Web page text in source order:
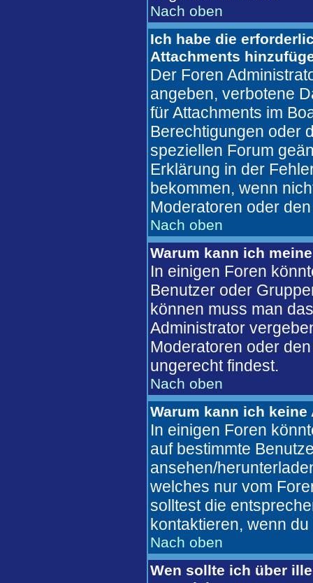
Nach oben
Ich habe die
Attachments
Der Foren
angeben, verbotene
für Attachments im
Berechtigungen oder
speziellen Forum
Erklärung in der
bekommen, wenn
Moderatoren oder
Nach oben
Warum kann ich
In einigen Foren
Benutzer oder
können muss man
Administrator
Moderatoren oder
ungerecht findest.
Nach oben
Warum kann ich
In einigen Foren
auf bestimmte
ansehen/
welches nur vom
solltest die
kontaktieren, wenn
Nach oben
Wen sollte ich über